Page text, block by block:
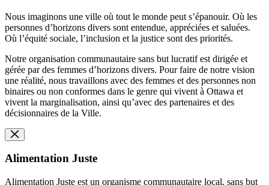
Nous imaginons une ville où tout le monde peut s’épanouir. Où les
personnes d’horizons divers sont entendue, appréciées et saluées.
Où l’équité sociale, l’inclusion et la justice sont des priorités.
Notre organisation communautaire sans but lucratif est dirigée et
gérée par des femmes d’horizons divers. Pour faire de notre vision
une réalité, nous travaillons avec des femmes et des personnes non
binaires ou non conformes dans le genre qui vivent à Ottawa et
vivent la marginalisation, ainsi qu’avec des partenaires et des
décisionnaires de la Ville.
Alimentation Juste
Alimentation Juste est un organisme communautaire local, sans but